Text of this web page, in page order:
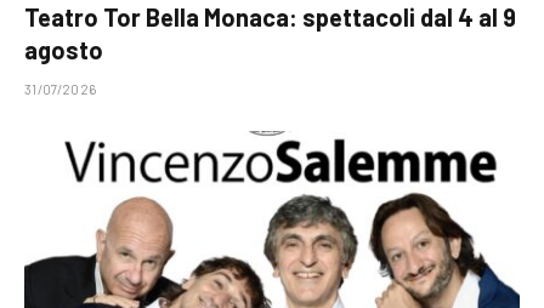
Teatro Tor Bella Monaca: spettacoli dal 4 al 9
agosto
31/07/2026